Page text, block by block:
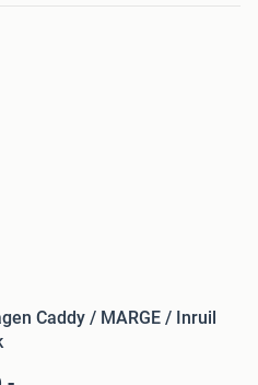
Caddy / MARGE / Inruil